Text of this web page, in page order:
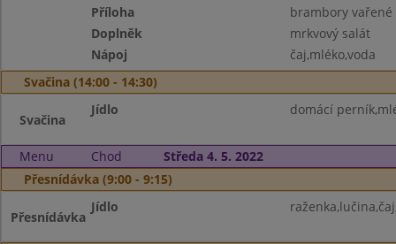
Příloha
brambory vařené
Doplněk
mrkvový salát
Nápoj
čaj,mléko,voda
Svačina (14:00 - 14:30)
Svačina
Jídlo domácí
Menu Chod
Středa 4. 5. 2022
Přesnídávka (9:00 - 9:15)
Přesnídávka
Jídlo